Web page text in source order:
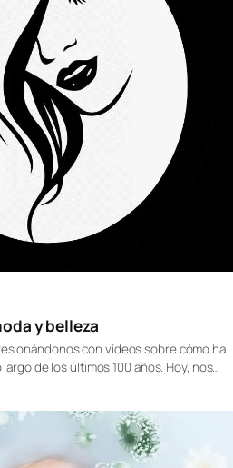
y belleza
con vídeos sobre cómo ha
de los últimos 100 años. Hoy, nos…